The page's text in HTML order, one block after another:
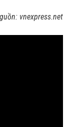
vnexpress.net